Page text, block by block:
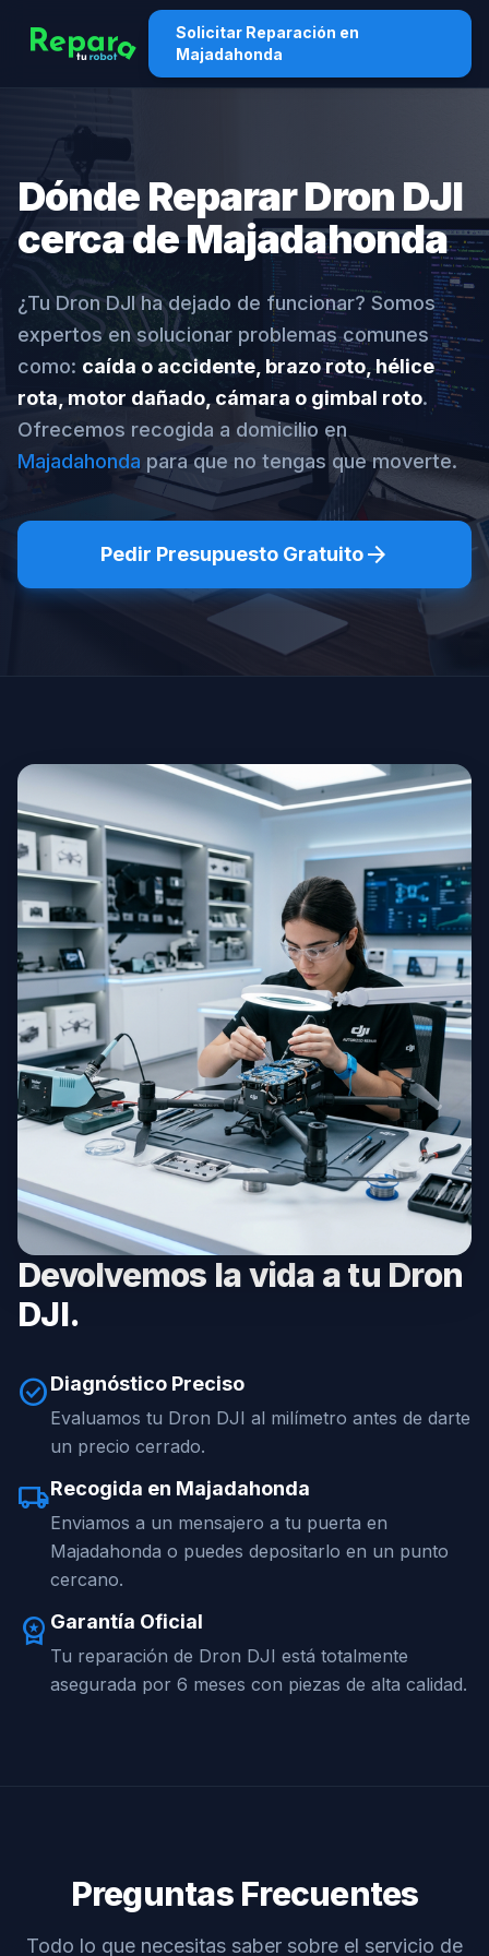
Solicitar Reparación en
Majadahonda
Dónde Reparar Dron DJI
cerca de Majadahonda
¿Tu Dron DJI ha dejado de funcionar? Somos
expertos en solucionar problemas comunes
como: caída o accidente, brazo roto, hélice
rota, motor dañado, cámara o gimbal roto.
Ofrecemos recogida a domicilio en
Majadahonda para que no tengas que moverte.
Pedir Presupuesto Gratuitoarrow_forward
Devolvemos la vida a tu Dron
DJI.
check_circleDiagnóstico Preciso
Evaluamos tu Dron DJI al milímetro antes de darte
un precio cerrado.
local_shippingRecogida en Majadahonda
Enviamos a un mensajero a tu puerta en
Majadahonda o puedes depositarlo en un punto
cercano.
workspace_premium Garantía Oficial
Tu reparación de Dron DJI está totalmente
asegurada por 6 meses con piezas de alta calidad.
Preguntas Frecuentes
Todo lo que necesitas saber sobre el servicio de